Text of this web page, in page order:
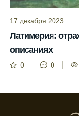
выбирать
ловли.
Способ
17 декабря 2023
Латимерия:
описаниях
0 0